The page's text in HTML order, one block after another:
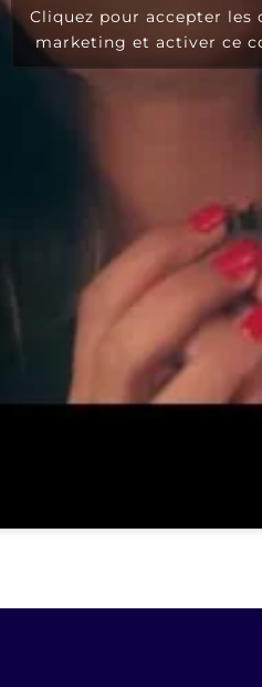
Cliquez pour accepter les
marketing et activer ce